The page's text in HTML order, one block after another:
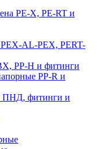
PE-X, PE-RT и
AL-PEX, PERT-
PP-H и фитинги
PP-R и
ПНД, фитинги и